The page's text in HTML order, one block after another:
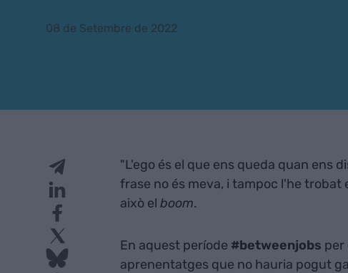
08 de Setembre de 2022
"L'ego és el que ens queda quan ens
frase no és meva, i tampoc l'he
això el boom.
En aquest període #betweenjobs per
aprenentatges que no hauria pogut